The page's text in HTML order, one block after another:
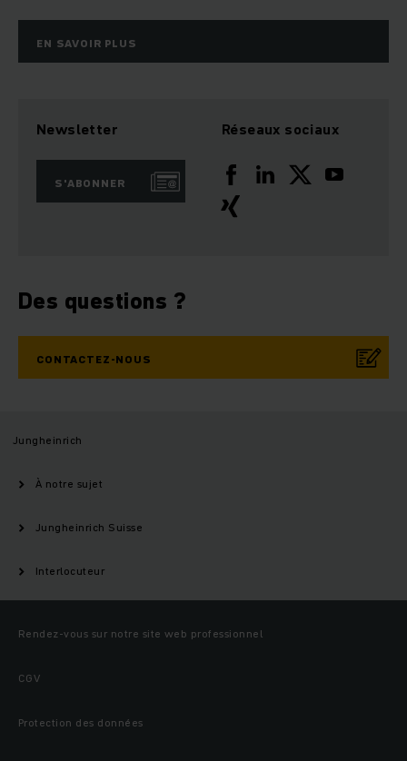
EN SAVOIR PLUS
Newsletter
S'ABONNER
Réseaux sociaux
Des questions ?
CONTACTEZ-NOUS
Jungheinrich
À notre sujet
Jungheinrich Suisse
Interlocuteur
Rendez-vous sur notre site web professionnel
CGV
Protection des données